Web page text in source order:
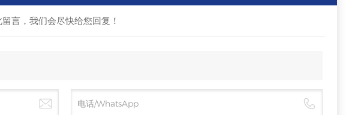
言，我们会尽快给您回复！